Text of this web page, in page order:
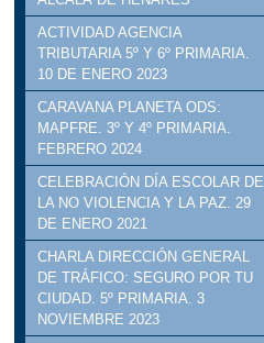
ACTIVIDAD AGENCIA
TRIBUTARIA 5º Y 6º PRIMARIA.
10 DE ENERO 2023
CARAVANA PLANETA ODS:
MAPFRE. 3º Y 4º PRIMARIA.
FEBRERO 2024
CELEBRACIÓN DÍA ESCOLAR DE
LA NO VIOLENCIA Y LA PAZ. 29
DE ENERO 2021
CHARLA DIRECCIÓN GENERAL
DE TRÁFICO: SEGURO POR TU
CIUDAD. 5º PRIMARIA. 3
NOVIEMBRE 2023